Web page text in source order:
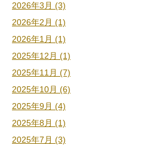
2026年3月 (3)
2026年2月 (1)
2026年1月 (1)
2025年12月 (1)
2025年11月 (7)
2025年10月 (6)
2025年9月 (4)
2025年8月 (1)
2025年7月 (3)